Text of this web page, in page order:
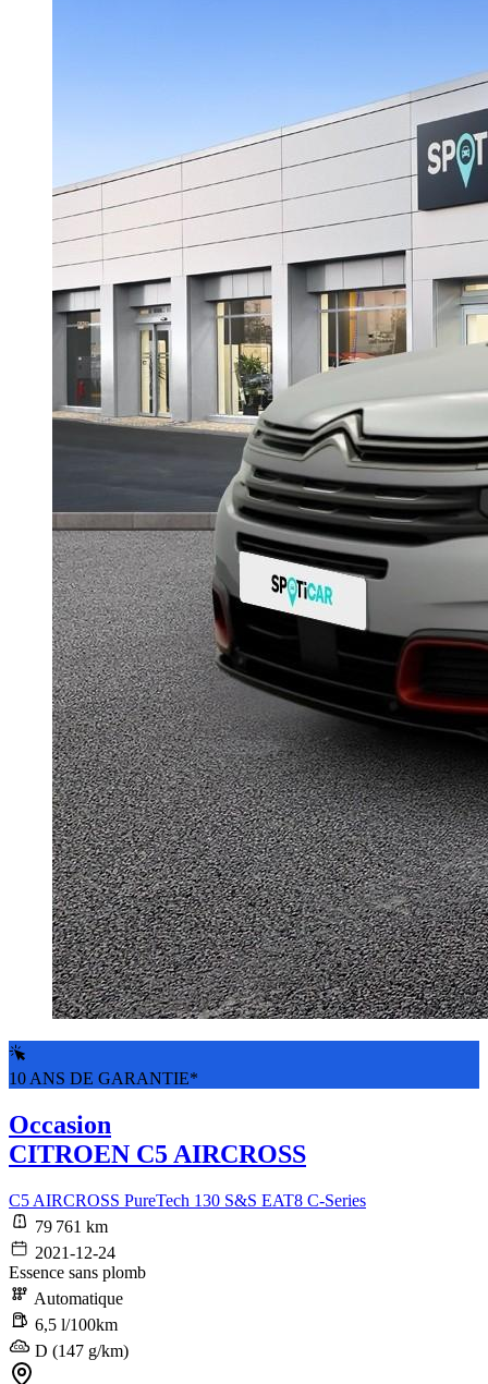
10 ANS DE GARANTIE*
Occasion
CITROEN C5 AIRCROSS
C5 AIRCROSS PureTech 130 S&S EAT8 C-Series
79 761 km
2021-12-24
Essence sans plomb
Automatique
6,5 l/100km
D (147 g/km)